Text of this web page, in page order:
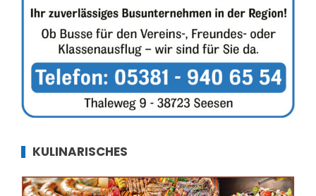
KULINARISCHES